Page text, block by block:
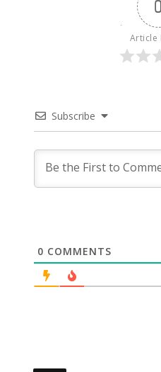
0
Article
Subscribe
0 COMMENTS